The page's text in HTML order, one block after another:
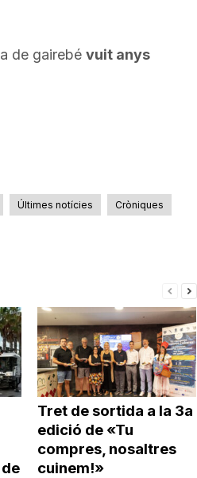
de gairebé vuit anys
Últimes notícies Cròniques
Tret de sortida a la 3a
edició de «Tu
compres, nosaltres
cuinem!»